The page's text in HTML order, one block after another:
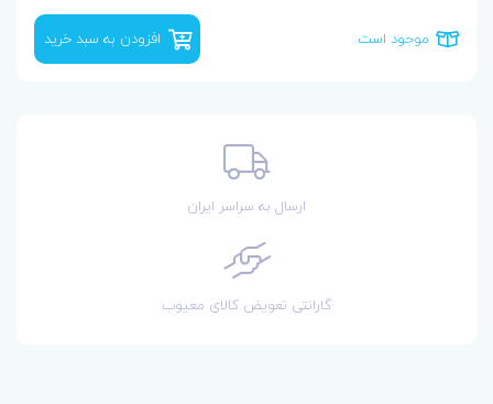
موجود است افزودن به سبد خرید
ارسال به سراسر ایران
گارانتی تعویض کالای معیوب